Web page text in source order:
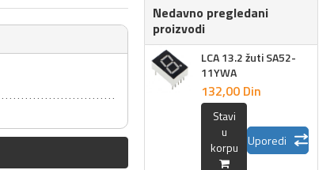
Nedavno pregledani
proizvodi
LCA 13.2 žuti SA52-
11YWA
132,00 Din
Stavi
u
korpu
Uporedi